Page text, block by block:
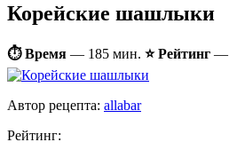
Корейские шашлыки
⏱ Время — 185 мин. ⭐ Рейтинг —
Автор рецепта: allabar
Рейтинг: